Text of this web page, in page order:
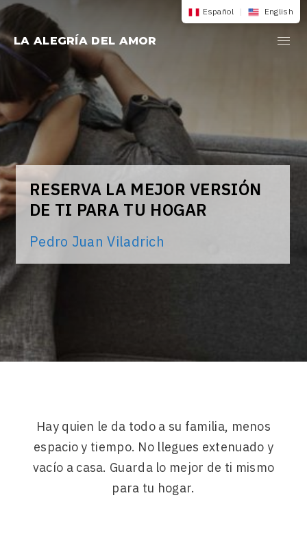
Saltar
al
contenido
LA ALEGRÍA DEL AMOR
RESERVA LA MEJOR VERSIÓN
DE TI PARA TU HOGAR
Pedro Juan Viladrich
Español | English
Hay quien le da todo a su familia, menos
espacio y tiempo. No llegues extenuado y
vacío a casa. Guarda lo mejor de ti mismo
para tu hogar.